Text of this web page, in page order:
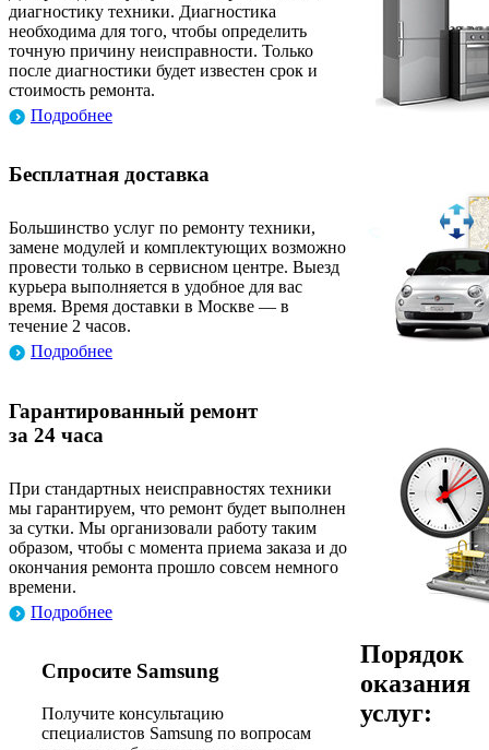
диагностику техники. Диагностика
необходима для того, чтобы определить
точную причину неисправности. Только
после диагностики будет известен срок и
стоимость ремонта.
Подробнее
Бесплатная доставка
Большинство услуг по ремонту техники,
замене модулей и комплектующих возможно
провести только в сервисном центре. Выезд
курьера выполняется в удобное для вас
время. Время доставки в Москве — в
течение 2 часов.
Подробнее
Гарантированный ремонт
за 24 часа
При стандартных неисправностях техники
мы гарантируем, что ремонт будет выполнен
за сутки. Мы организовали работу таким
образом, чтобы с момента приема заказа и до
окончания ремонта прошло совсем немного
времени.
Подробнее
Спросите Samsung
Получите консультацию
специалистов Samsung по вопросам
Порядок
оказания
услуг: